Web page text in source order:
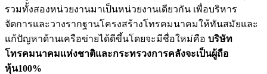
รวมทั้งสองหน่วยงานมาเป็นหน่วยงานเดียวกัน เพื่อบริหาร
จัดการและวางรากฐานโครงสร้างโทรคมนาคมให้ทันสมัยและ
แก้ปัญหาด้านเครือข่ายได้ดีขึ้นโดยจะมีชื่อใหม่คือ บริษัท
โทรคมนาคมแห่งชาติและกระทรวงการคลังจะเป็นผู้ถือ
หุ้น100%